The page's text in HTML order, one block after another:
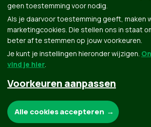
Groen.be
Contact Privacybeleid
geen toestemming voor nodig.
Als je daarvoor toestemming geeft, maken
marketingcookies. Die stellen ons in staat
beter af te stemmen op jouw voorkeuren.
Je kunt je instellingen hieronder wijzigen.
vind je hier.
Voorkeuren aanpassen
Alle cookies accepteren